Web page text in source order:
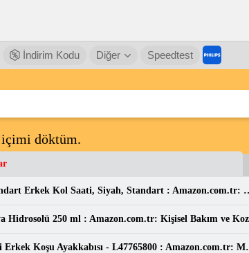
İndirim Kodu Diğer Speedtest
içimi döktüm.
Casio MW-240-7BVDF Standart
Salomon